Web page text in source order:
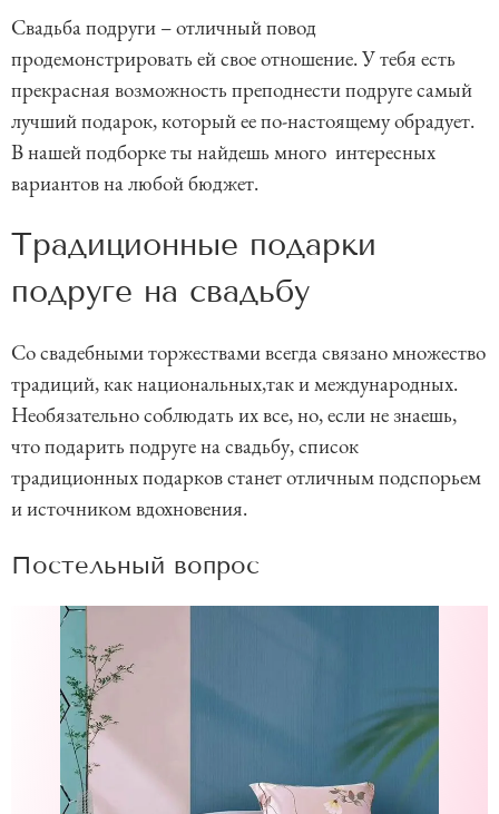
Свадьба подруги – отличный повод
продемонстрировать ей свое отношение. У тебя есть
прекрасная возможность преподнести подруге самый
лучший подарок, который ее по-настоящему обрадует.
В нашей подборке ты найдешь много интересных
вариантов на любой бюджет.
Традиционные подарки
подруге на свадьбу
Со свадебными торжествами всегда связано множество
традиций, как национальных,так и международных.
Необязательно соблюдать их все, но, если не знаешь,
что подарить подруге на свадьбу, список
традиционных подарков станет отличным подспорьем
и источником вдохновения.
Постельный вопрос